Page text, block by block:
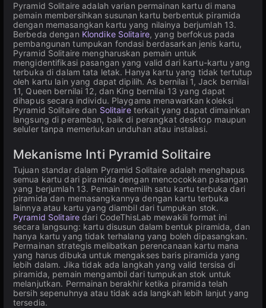
Pyramid Solitaire adalah varian permainan kartu di mana
pemain membersihkan susunan kartu berbentuk piramida
dengan memasangkan kartu yang nilainya berjumlah 13.
Berbeda dengan Klondike Solitaire, yang berfokus pada
pembangunan tumpukan fondasi berdasarkan jenis kartu,
Pyramid Solitaire mengharuskan pemain untuk
mengidentifikasi pasangan yang valid dari kartu-kartu yang
terbuka di dalam tata letak. Hanya kartu yang tidak tertutup
oleh kartu lain yang dapat dipilih. As bernilai 1, Jack bernilai
11, Queen bernilai 12, dan King bernilai 13 yang dapat
dihapus secara individu. Playgama menawarkan koleksi
Pyramid Solitaire dan Solitaireterkait yang dapat dimainkan
langsung di peramban, baik di perangkat desktop maupun
seluler tanpa memerlukan unduhan atau instalasi.
Mekanisme Inti Pyramid Solitaire
Tujuan standar dalam Pyramid Solitaire adalah menghapus
semua kartu dari piramida dengan mencocokkan pasangan
yang berjumlah 13. Pemain memilih satu kartu terbuka dari
piramida dan memasangkannya dengan kartu terbuka
lainnya atau kartu yang diambil dari tumpukan stok.
Pyramid Solitaire dari CodeThisLab mewakili format ini
secara langsung: kartu disusun dalam bentuk piramida, dan
hanya kartu yang tidak terhalang yang boleh dipasangkan.
Permainan strategis melibatkan perencanaan kartu mana
yang harus dibuka untuk mengakses baris piramida yang
lebih dalam. Jika tidak ada langkah yang valid tersisa di
piramida, pemain mengambil dari tumpukan stok untuk
melanjutkan. Permainan berakhir ketika piramida telah
bersih sepenuhnya atau tidak ada langkah lebih lanjut yang
tersedia.